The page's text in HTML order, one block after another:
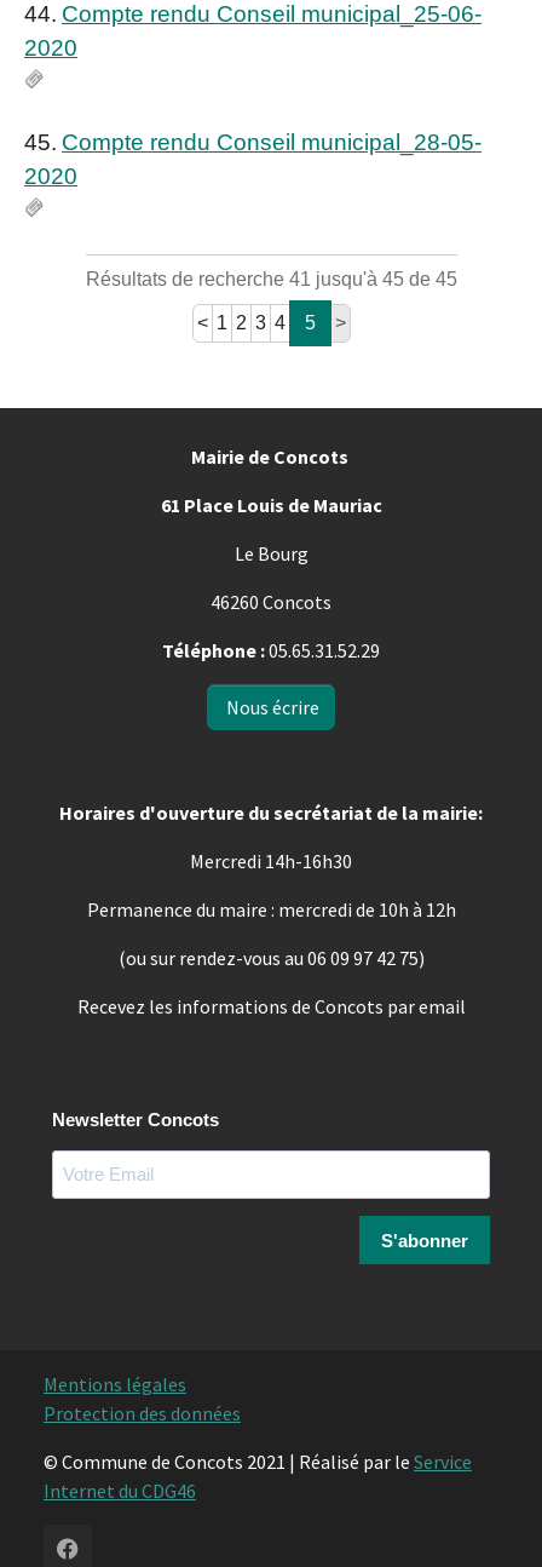
44. Compte rendu Conseil municipal_25-06-
2020
45. Compte rendu Conseil municipal_28-05-
2020
Résultats de recherche 41 jusqu'à 45 de 45
< 1 2 3 4 5 >
Mairie de Concots
61 Place Louis de Mauriac
Le Bourg
46260 Concots
Téléphone :05.65.31.52.29
Nous écrire
Horaires d'ouverture du secrétariat de la mairie:
Mercredi 14h-16h30
Permanence du maire : mercredi de 10h à 12h
(ou sur rendez-vous au 06 09 97 42 75)
Recevez les informations de Concots par email
Newsletter Concots
S'abonner
Mentions légales
Protection des données
© Commune de Concots 2021 | Réalisé par le Service
Internet du CDG46
Facebook